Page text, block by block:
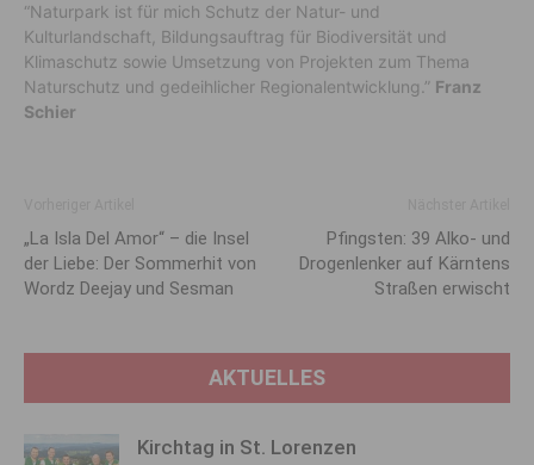
“Naturpark ist für mich Schutz der Natur- und
Kulturlandschaft, Bildungsauftrag für Biodiversität und
Klimaschutz sowie Umsetzung von Projekten zum Thema
Naturschutz und gedeihlicher Regionalentwicklung.” Franz
Schier
„La Isla Del Amor“ – die Insel
der Liebe: Der Sommerhit von
Wordz Deejay und Sesman
Pfingsten: 39 Alko- und
Drogenlenker auf Kärntens
Straßen erwischt
AKTUELLES
Kirchtag in St. Lorenzen